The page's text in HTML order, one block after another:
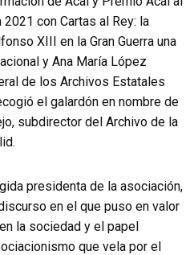
con Cartas al Rey: la
XIII en la Gran Guerra una
y Ana María López
de los Archivos Estatales
el galardón en nombre de
subdirector del Archivo de la
presidenta de la asociación,
en el que puso en valor
la sociedad y el papel
que vela por el